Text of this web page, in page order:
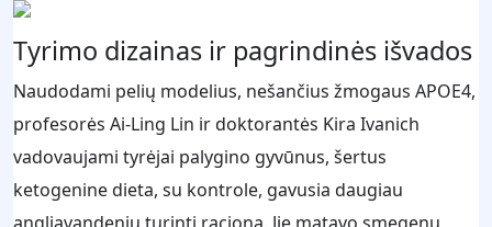
Tyrimo dizainas ir pagrindinės išvados
Naudodami pelių modelius, nešančius žmogaus APOE4,
profesorės Ai-Ling Lin ir doktorantės Kira Ivanich
vadovaujami tyrėjai palygino gyvūnus, šertus
ketogenine dieta, su kontrole, gavusia daugiau
angliavandenių turintį racioną. Jie matavo smegenų